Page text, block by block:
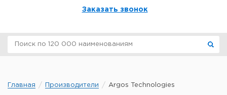
Заказать звонок
Главная Производители Argos Technologies